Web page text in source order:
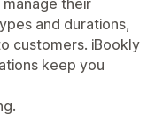
and durations,
customers. iBookly
keep you